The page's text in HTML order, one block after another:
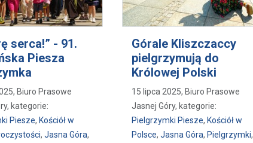
serca!” - 91.
Piesza
Biuro Prasowe
kategorie:
Piesze, Kościół w
, Jasna Góra,
Górale Kliszczaccy
pielgrzymują do
Królowej Polski
15 lipca 2025, Biuro Prasowe
Jasnej Góry, kategorie:
Pielgrzymki Piesze, Kościół w
Polsce, Jasna Góra, Pielgrzymki,